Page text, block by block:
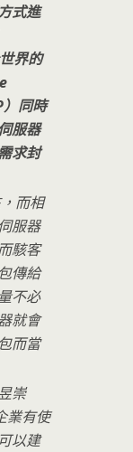
式進
界的
同時
服器
求封
而相
服器
駭客
傳給
不必
就會
而當
崇
業有使
以建